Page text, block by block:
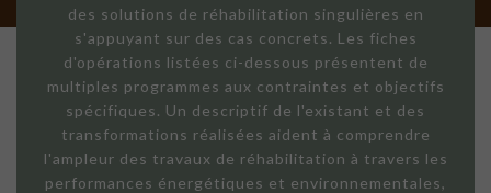
des solutions de réhabilitation singulières en
s'appuyant sur des cas concrets. Les fiches
d'opérations listées ci-dessous présentent de
multiples programmes aux contraintes et objectifs
spécifiques. Un descriptif de l'existant et des
transformations réalisées aident à comprendre
l'ampleur des travaux de réhabilitation à travers les
performances énergétiques et environnementales,